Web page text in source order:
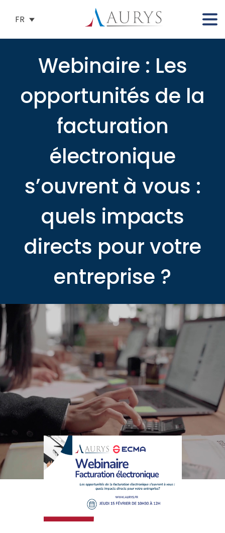
FR
Webinaire : Les
opportunités de la
facturation
électronique
s’ouvrent à vous :
quels impacts
directs pour votre
entreprise ?